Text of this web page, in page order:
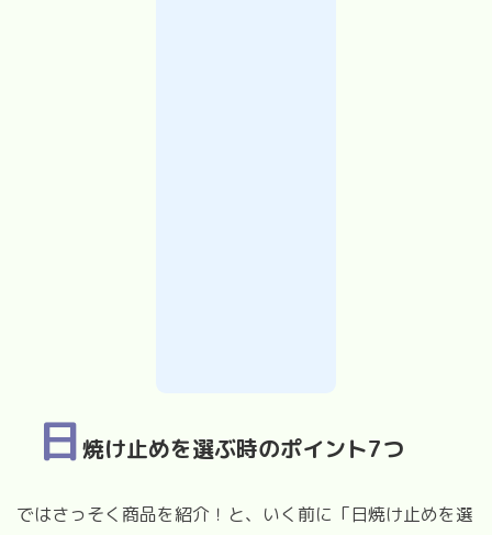
日焼け止めを選ぶ時のポイント7つ
ではさっそく商品を紹介！と、いく前に「日焼け止めを選